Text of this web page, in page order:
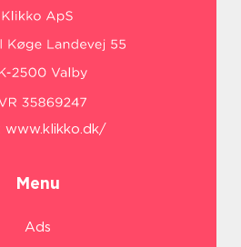
www.klikko.dk/
Menu
Ads